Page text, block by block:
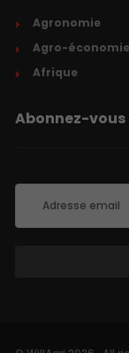
Agronomie
Agro-économie
Afrique
Abonnez-